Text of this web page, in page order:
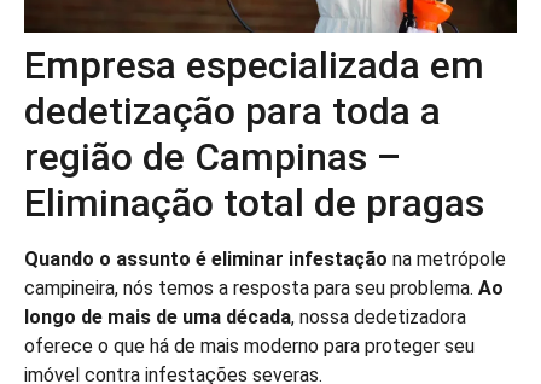
Empresa especializada em
dedetização para toda a
região de Campinas –
Eliminação total de pragas
Quando o assunto é eliminar infestação na metrópole
campineira, nós temos a resposta para seu problema. Ao
longo de mais de uma década, nossa dedetizadora
oferece o que há de mais moderno para proteger seu
imóvel contra infestações severas.